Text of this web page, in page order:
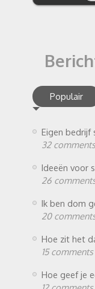
Populair
Eigen bedrijf
32 comments
Ideeën voor
26
Ik ben dom
20
Hoe zit het
15 comments
Hoe geef je